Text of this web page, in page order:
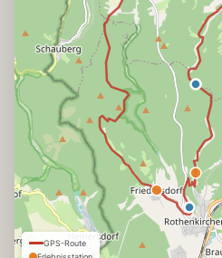
GPS-Route